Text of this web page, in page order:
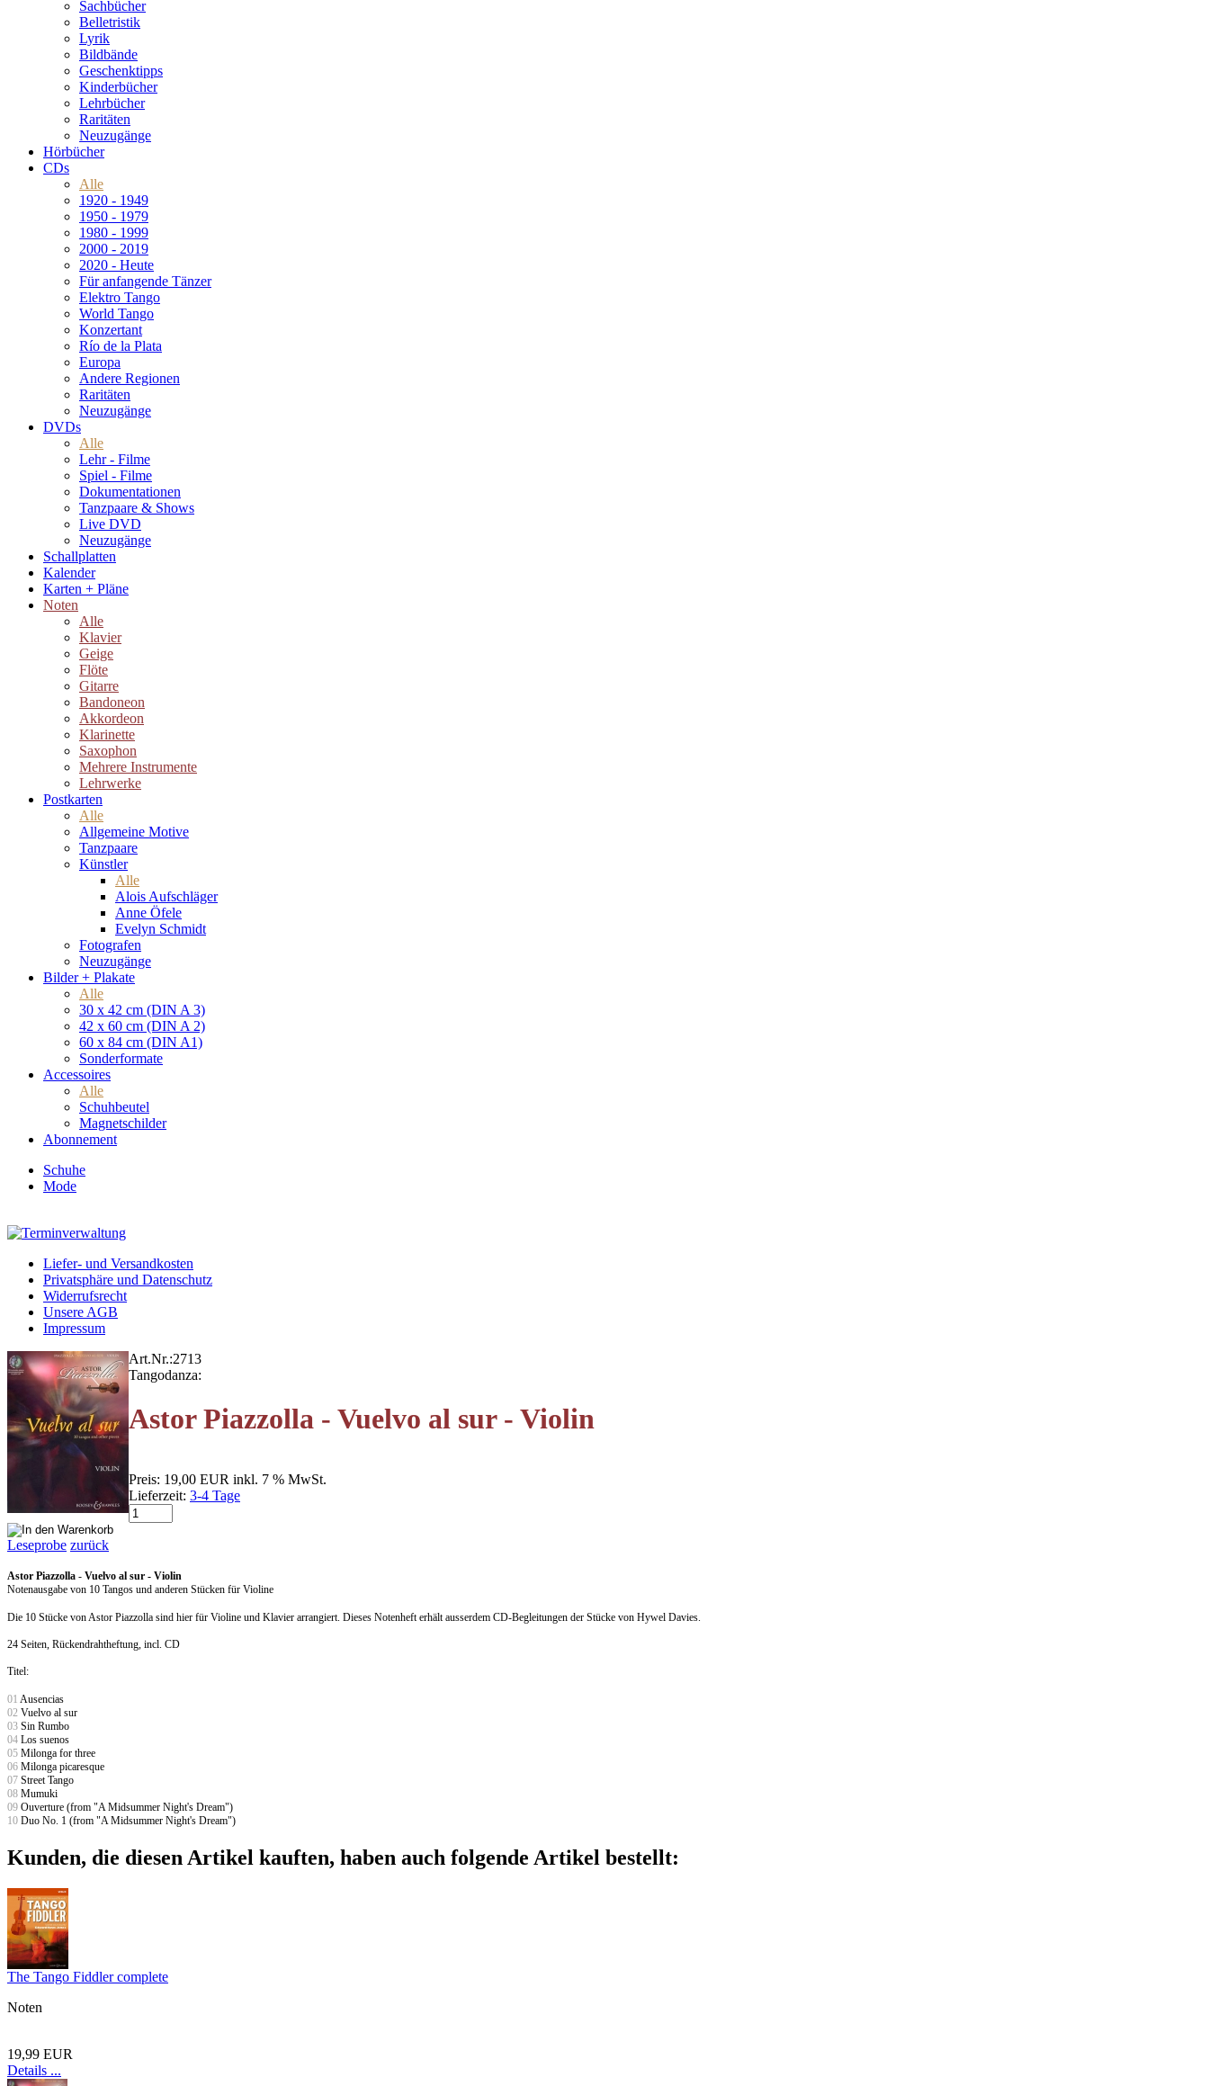
Sachbücher
Belletristik
Lyrik
Bildbände
Geschenktipps
Kinderbücher
Lehrbücher
Raritäten
Neuzugänge
Hörbücher
CDs
Alle
1920 - 1949
1950 - 1979
1980 - 1999
2000 - 2019
2020 - Heute
Für anfangende Tänzer
Elektro Tango
World Tango
Konzertant
Río de la Plata
Europa
Andere Regionen
Raritäten
Neuzugänge
DVDs
Alle
Lehr - Filme
Spiel - Filme
Dokumentationen
Tanzpaare & Shows
Live DVD
Neuzugänge
Schallplatten
Kalender
Karten + Pläne
Noten
Alle
Klavier
Geige
Flöte
Gitarre
Bandoneon
Akkordeon
Klarinette
Saxophon
Mehrere Instrumente
Lehrwerke
Postkarten
Alle
Allgemeine Motive
Tanzpaare
Künstler
Alle
Alois Aufschläger
Anne Öfele
Evelyn Schmidt
Fotografen
Neuzugänge
Bilder + Plakate
Alle
30 x 42 cm (DIN A 3)
42 x 60 cm (DIN A 2)
60 x 84 cm (DIN A1)
Sonderformate
Accessoires
Alle
Schuhbeutel
Magnetschilder
Abonnement
Schuhe
Mode
Liefer- und Versandkosten
Privatsphäre und Datenschutz
Widerrufsrecht
Unsere AGB
Impressum
Art.Nr.:2713
Tangodanza:
Astor Piazzolla - Vuelvo al sur - Violin
Preis: 19,00 EUR inkl. 7 % MwSt.
Lieferzeit: 3-4 Tage
Leseprobe zurück
Astor Piazzolla - Vuelvo al sur - Violin
Notenausgabe von 10 Tangos und anderen Stücken für Violine
Die 10 Stücke von Astor Piazzolla sind hier für Violine und Klavier arrangiert. Dieses Notenheft erhält ausserdem CD-Begleitungen der Stücke von Hywel Davies.
24 Seiten, Rückendrahtheftung, incl. CD
Titel:
01 Ausencias
02 Vuelvo al sur
03 Sin Rumbo
04 Los suenos
05 Milonga for three
06 Milonga picaresque
07 Street Tango
08 Mumuki
09 Ouverture (from "A Midsummer Night's Dream")
10 Duo No. 1 (from "A Midsummer Night's Dream")
Kunden, die diesen Artikel kauften, haben auch folgende Artikel bestellt:
The Tango Fiddler complete
Noten
19,99 EUR
Details ...